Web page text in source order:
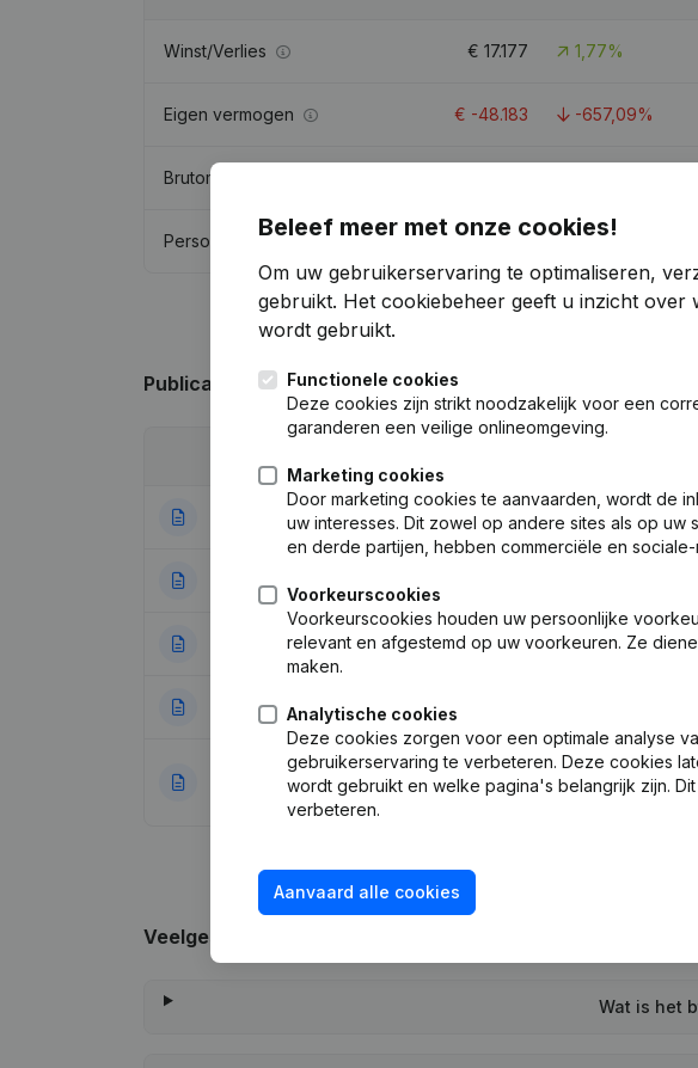
Winst/Verlies € 17.177 1,77%
Eigen vermogen € -48.183 -657,09%
Brutomarge
Personeel 0,8
Publicaties van Gestion & Bien-être
08-09-2025 Kapitaal, Aandelen -
13-10-2022 Wijziging Juridische Vorm -
21-02-2022 Kapitaal, Aandelen -
10-09-2018
Denomination - Maatschappelijke
Wijzigingen, …)(FR)
Veelgestelde vragen
Wat is het
Beleef meer met onze cookies!
Om uw gebruikerservaring te optimaliseren,
gebruikt. Het cookiebeheer geeft u inzicht over
wordt gebruikt.
Functionele cookies
Deze cookies zijn strikt noodzakelijk voor een
garanderen een veilige onlineomgeving.
Marketing cookies
Door marketing cookies te aanvaarden, wordt de
uw interesses. Dit zowel op andere sites als op
en derde partijen, hebben commerciële en
Voorkeurscookies
Voorkeurscookies houden uw persoonlijke
relevant en afgestemd op uw voorkeuren. Ze
maken.
Analytische cookies
Deze cookies zorgen voor een optimale analyse
gebruikerservaring te verbeteren. Deze cookies
wordt gebruikt en welke pagina's belangrijk zijn.
verbeteren.
Aanvaard alle cookies